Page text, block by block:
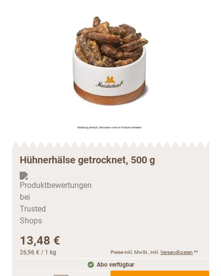
Hühnerhälse getrocknet, 500 g
13,48 €
26,96 € / 1 kg Preise inkl. MwSt., inkl. Versandkosten **
Abo verfügbar